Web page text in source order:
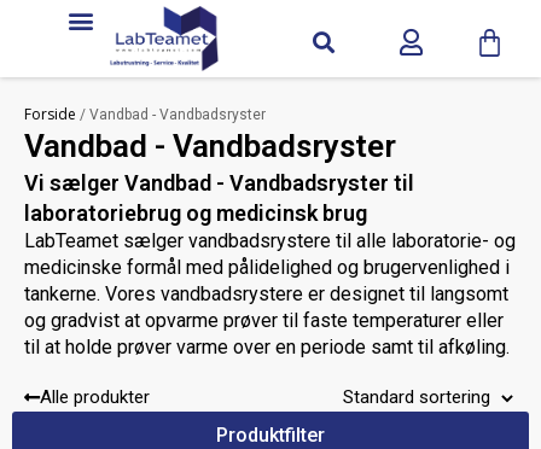
Forside / Vandbad - Vandbadsryster
Vandbad - Vandbadsryster
Vi sælger Vandbad - Vandbadsryster til
laboratoriebrug og medicinsk brug
LabTeamet sælger vandbadsrystere til alle laboratorie- og
medicinske formål med pålidelighed og brugervenlighed i
tankerne. Vores vandbadsrystere er designet til langsomt
og gradvist at opvarme prøver til faste temperaturer eller
til at holde prøver varme over en periode samt til afkøling.
vandbademed eller uden omrystningog
cirkulationstermostatermed eller
Alle produkter
Produktfilter